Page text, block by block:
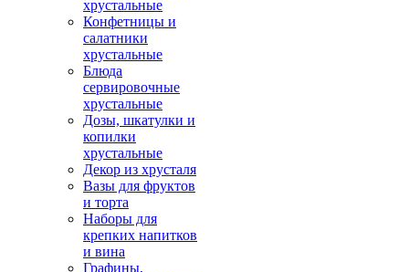
хрустальные
Конфетницы и
салатники
хрустальные
Блюда
сервировочные
хрустальные
Дозы, шкатулки и
копилки
хрустальные
Декор из хрусталя
Вазы для фруктов
и торта
Наборы для
крепких напитков
и вина
Графины,